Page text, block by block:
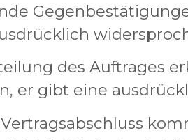
des Auftrages
er gibt eine